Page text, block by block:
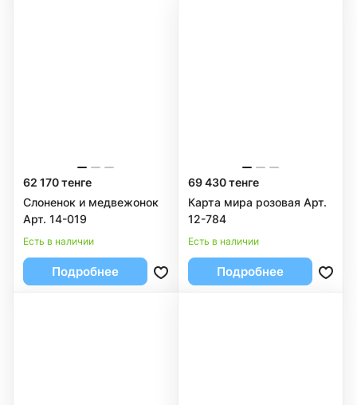
62 170 тенге
Слоненок и медвежонок
Арт. 14-019
Есть в наличии
Подробнее
69 430 тенге
Карта мира розовая Арт.
12-784
Есть в наличии
Подробнее